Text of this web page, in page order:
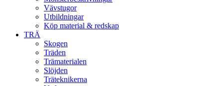
Vävstugor
Utbildningar
Köp material & redskap
TRÄ
Skogen
Träden
Trämaterialen
Slöjden
Träteknikerna